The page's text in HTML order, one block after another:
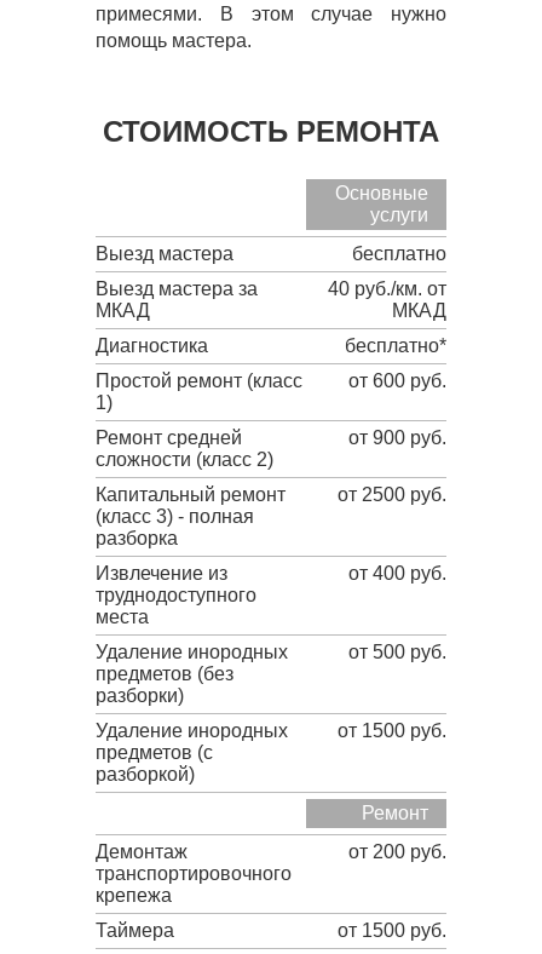
примесями. В этом случае нужно
помощь мастера.
СТОИМОСТЬ РЕМОНТА
Основные
услуги
Выезд мастера
бесплатно
Выезд мастера за
МКАД
40 руб./км. от
МКАД
Диагностика
бесплатно*
Простой ремонт (класс
1)
от 600 руб.
Ремонт средней
сложности (класс 2)
от 900 руб.
Капитальный ремонт
(класс 3) - полная
разборка
от 2500 руб.
Извлечение из
труднодоступного
места
от 400 руб.
Удаление инородных
предметов (без
разборки)
от 500 руб.
Удаление инородных
предметов (с
разборкой)
от 1500 руб.
Ремонт
Демонтаж
транспортировочного
крепежа
от 200 руб.
Таймера
от 1500 руб.